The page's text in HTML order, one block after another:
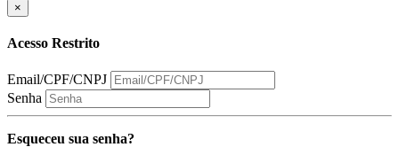
×
Acesso Restrito
Email/CPF/CNPJ
Senha
Esqueceu sua senha?